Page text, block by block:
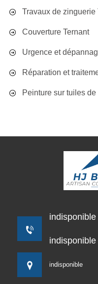
Travaux de zinguerie
Couverture Ternant
Urgence et
Réparation et
Peinture sur tuiles
indisponible
indisponible
indisponible